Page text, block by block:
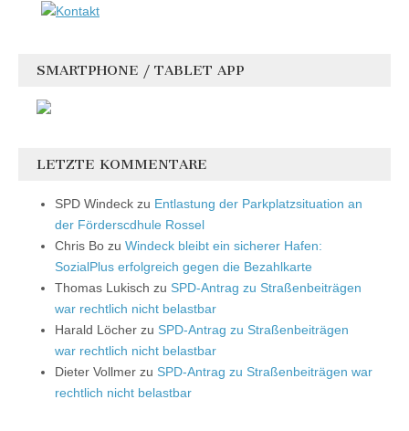
SMARTPHONE / TABLET APP
LETZTE KOMMENTARE
SPD Windeck zu Entlastung der Parkplatzsituation an
der Förderscdhule Rossel
Chris Bo zu Windeck bleibt ein sicherer Hafen:
SozialPlus erfolgreich gegen die Bezahlkarte
Thomas Lukisch zu SPD-Antrag zu Straßenbeiträgen
war rechtlich nicht belastbar
Harald Löcher zu SPD-Antrag zu Straßenbeiträgen
war rechtlich nicht belastbar
Dieter Vollmer zu SPD-Antrag zu Straßenbeiträgen war
rechtlich nicht belastbar